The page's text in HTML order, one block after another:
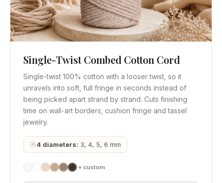
Vista rápida Obtener cotización
Single-Twist Combed Cotton Cord
Single-twist 100% cotton with a looser twist, so it
unravels into soft, full fringe in seconds instead of
being picked apart strand by strand. Cuts finishing
time on wall-art borders, cushion fringe and tassel
jewelry.
4 diameters: 3, 4, 5, 6 mm
+ custom